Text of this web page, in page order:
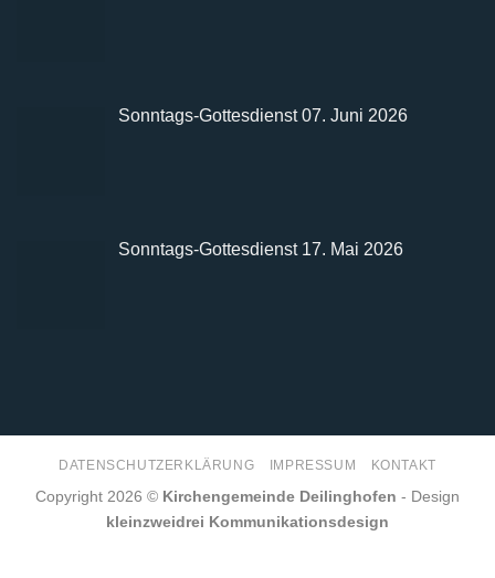
Sonntags-Gottesdienst 07. Juni 2026
Sonntags-Gottesdienst 17. Mai 2026
DATENSCHUTZERKLÄRUNG IMPRESSUM KONTAKT
Copyright 2026 © Kirchengemeinde Deilinghofen - Design
kleinzweidrei Kommunikationsdesign